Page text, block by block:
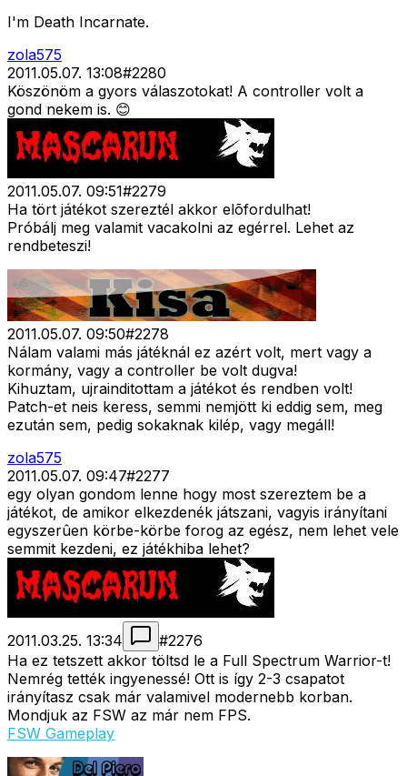
I'm Death Incarnate.
zola575
2011.05.07. 13:08#2280
Köszönöm a gyors válaszotokat! A controller volt a
gond nekem is. 😊
2011.05.07. 09:51#2279
Ha tört játékot szereztél akkor elõfordulhat!
Próbálj meg valamit vacakolni az egérrel. Lehet az
rendbeteszi!
2011.05.07. 09:50#2278
Nálam valami más játéknál ez azért volt, mert vagy a
kormány, vagy a controller be volt dugva!
Kihuztam, ujrainditottam a játékot és rendben volt!
Patch-et neis keress, semmi nemjött ki eddig sem, meg
ezután sem, pedig sokaknak kilép, vagy megáll!
zola575
2011.05.07. 09:47#2277
egy olyan gondom lenne hogy most szereztem be a
játékot, de amikor elkezdenék játszani, vagyis irányítani
egyszerûen körbe-körbe forog az egész, nem lehet vele
semmit kezdeni, ez játékhiba lehet?
2011.03.25. 13:34 #2276
Ha ez tetszett akkor töltsd le a Full Spectrum Warrior-t!
Nemrég tették ingyenessé! Ott is így 2-3 csapatot
irányítasz csak már valamivel modernebb korban.
Mondjuk az FSW az már nem FPS.
FSW Gameplay